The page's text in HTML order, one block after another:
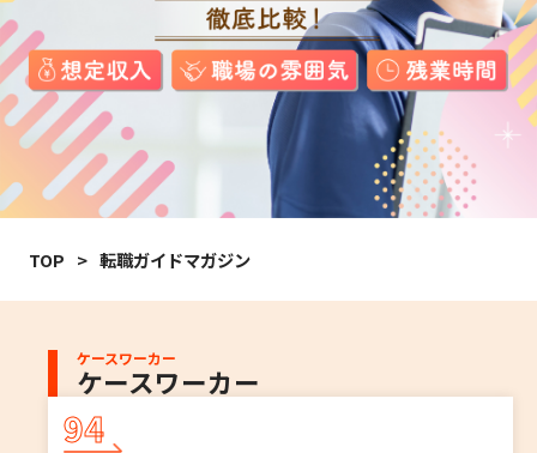
TOP 転職ガイドマガジン
ケースワーカー
ケースワーカー
94